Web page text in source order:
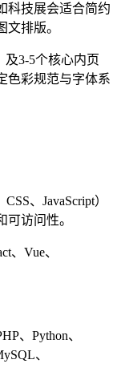
科技展会适合简约
排版。
及3-5个核心内页
色彩规范与字体系
、JavaScript）
访问性。
、Vue、
、Python、
、